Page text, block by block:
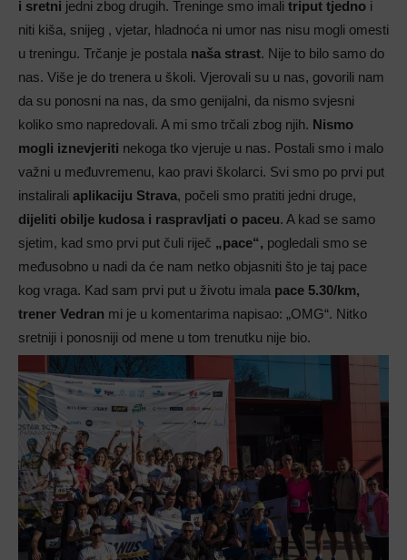
i sretni jedni zbog drugih. Treninge smo imali triput tjedno i
niti kiša, snijeg , vjetar, hladnoća ni umor nas nisu mogli omesti
u treningu. Trčanje je postala naša strast. Nije to bilo samo do
nas. Više je do trenera u školi. Vjerovali su u nas, govorili nam
da su ponosni na nas, da smo genijalni, da nismo svjesni
koliko smo napredovali. A mi smo trčali zbog njih. Nismo
mogli iznevjeriti nekoga tko vjeruje u nas. Postali smo i malo
važni u međuvremenu, kao pravi školarci. Svi smo po prvi put
instalirali aplikaciju Strava, počeli smo pratiti jedni druge,
dijeliti obilje kudosa i raspravljati o paceu. A kad se samo
sjetim, kad smo prvi put čuli riječ „pace“, pogledali smo se
međusobno u nadi da će nam netko objasniti što je taj pace
kog vraga. Kad sam prvi put u životu imala pace 5.30/km,
trener Vedran mi je u komentarima napisao: „OMG“. Nitko
sretniji i ponosniji od mene u tom trenutku nije bio.